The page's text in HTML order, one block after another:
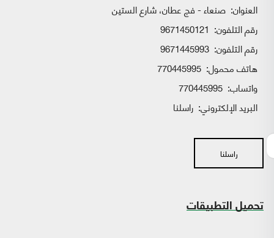
العنوان: صنعاء - فج عطان، شارع الستين
رقم التلفون: 9671450121
رقم التلفون: 9671445993
هاتف محمول: 770445995
واتساب:
البريد الإلكتروني: راسلنا
راسلنا
تحميل التطبيقات